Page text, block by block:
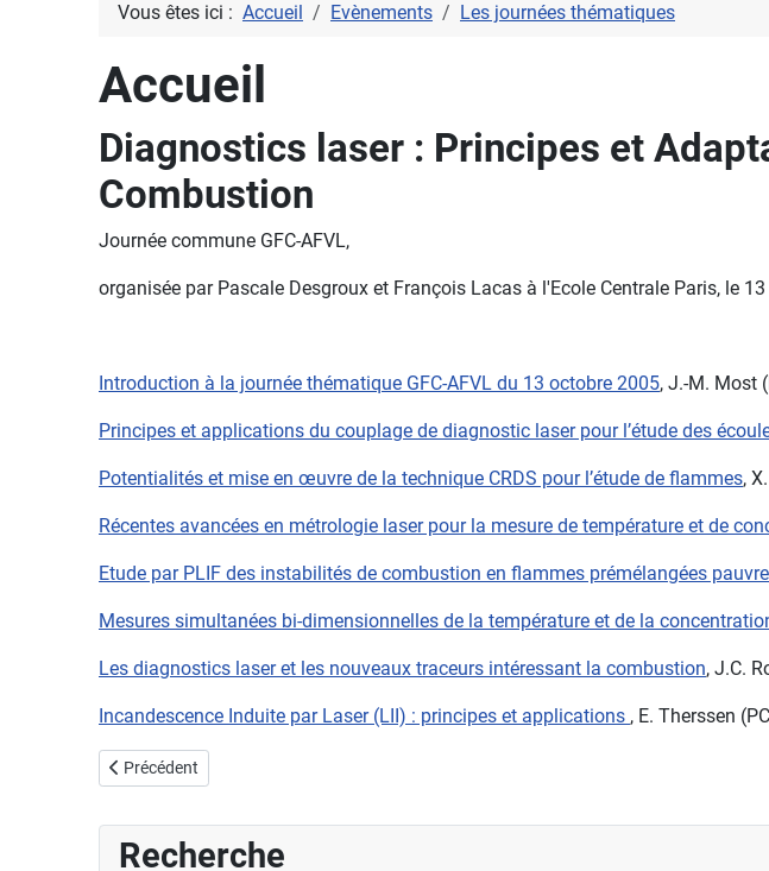
Vous êtes ici : Accueil Evènements Les journées thématiques
Accueil
Diagnostics laser : Principes et
Combustion
Journée commune GFC-AFVL,
organisée par Pascale Desgroux et François Lacas à l'Ecole Centrale Paris, le
Introduction à la journée thématique GFC-AFVL du 13 octobre 2005, J.-M. Most
Principes et applications du couplage de diagnostic laser pour l’étude des
Potentialités et mise en œuvre de la technique CRDS pour l’étude de flammes,
Récentes avancées en métrologie laser pour la mesure de température et de
Etude par PLIF des instabilités de combustion en flammes prémélangées
Mesures simultanées bi-dimensionnelles de la température et de la
Les diagnostics laser et les nouveaux traceurs intéressant la combustion, J.C.
Incandescence Induite par Laser (LII) : principes et applications , E. Therssen
Article précédent : Exposition Feu
Précédent
Recherche